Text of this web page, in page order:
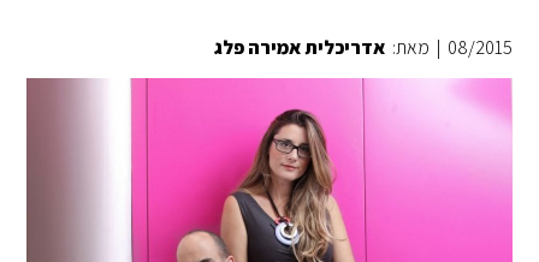
08/2015
| מאת:אדריכלית אמירה פלג